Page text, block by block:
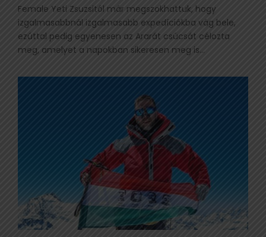
Female Yeti Zsuzsitól már megszokhattuk, hogy
izgalmasabbnál izgalmasabb expedíciókba vág bele,
ezúttal pedig egyenesen az Ararát csúcsát célozta
meg, amelyet a napokban sikeresen meg is...